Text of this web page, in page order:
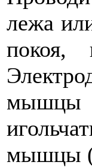
лежа
покоя,
мышцы
мышцы